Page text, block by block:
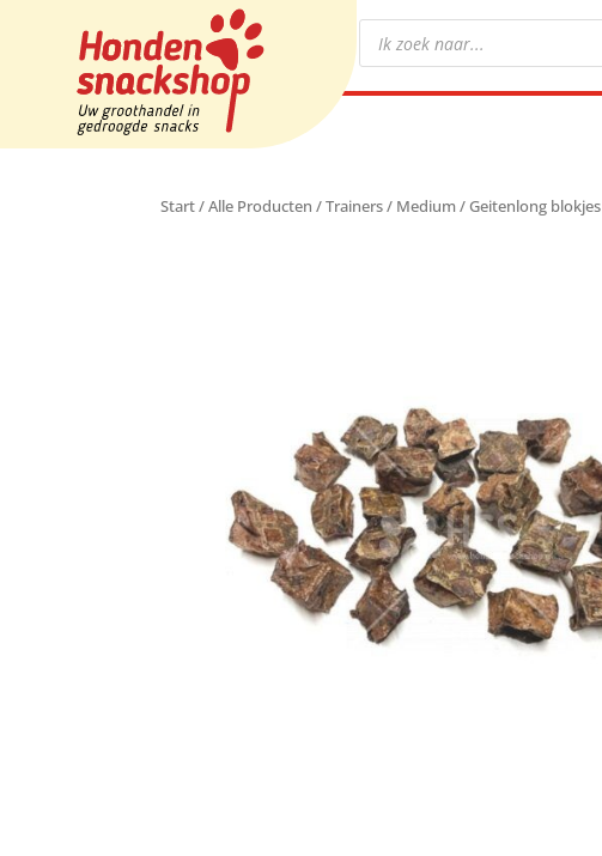
Start/Alle Producten /Trainers/ Medium/ Geitenlong blokjes